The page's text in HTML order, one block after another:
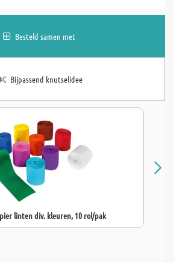
Besteld samen met
Bijpassend knutselidee
linten div. kleuren, 10 rol/pak